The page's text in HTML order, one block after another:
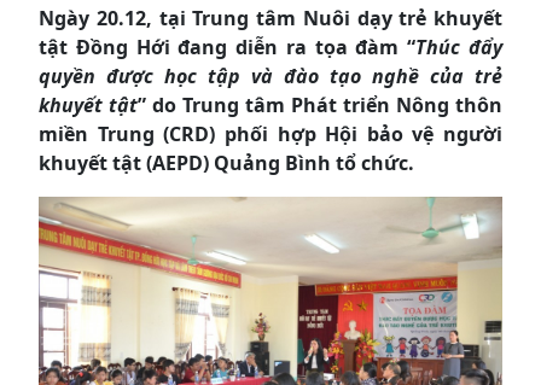
Ngày 20.12, tại Trung tâm Nuôi dạy trẻ khuyết
tật Đồng Hới đang diễn ra tọa đàm “Thúc đẩy
quyền được học tập và đào tạo nghề của trẻ
khuyết tật” do Trung tâm Phát triển Nông thôn
miền Trung (CRD) phối hợp Hội bảo vệ người
khuyết tật (AEPD) Quảng Bình tổ chức.